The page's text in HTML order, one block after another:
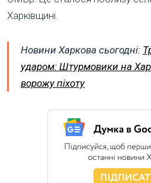
Харківщині.
Новини Харкова сьогодні:
ударом: Штурмовики на
ворожу піхоту